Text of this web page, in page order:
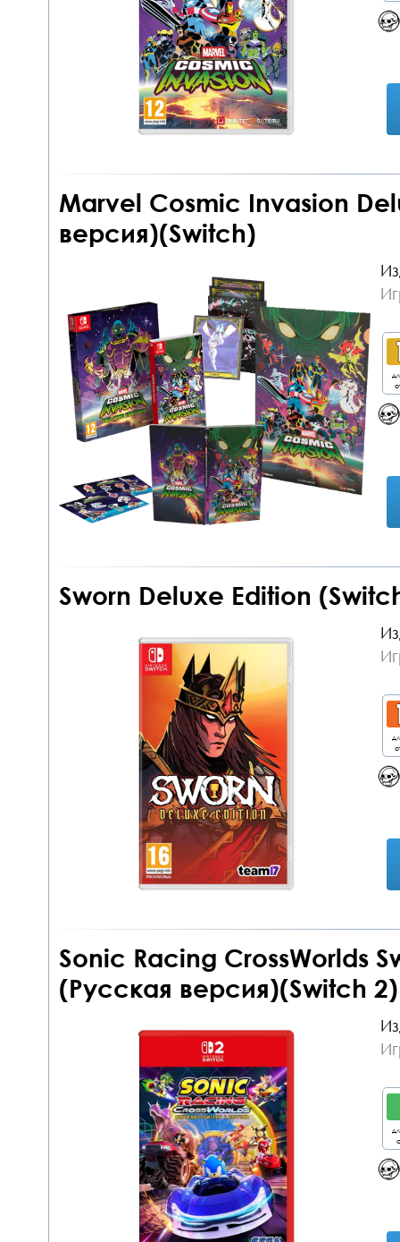
Marvel Cosmic Invasion
версия)(Switch)
Sworn Deluxe Edition
Sonic Racing CrossWorlds
(Русская версия)(Switch 2)